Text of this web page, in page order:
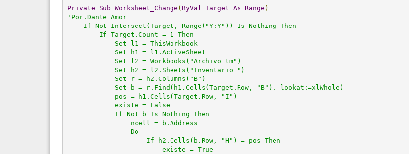
Private Sub Worksheet_Change ( ByVal Target As Range )
'Por.Dante Amor
If Not Intersect(Target, Range("Y:Y")) Is Nothing Then
If Target.Count = 1 Then
Set l1 = ThisWorkbook
Set h1 = l1.ActiveSheet
Set l2 = Workbooks("Archivo tm")
Set h2 = l2.Sheets("Inventario ")
Set r = h2.Columns("B")
Set b = r.Find(h1.Cells(Target.Row, "B"), lookat:=xlWhole)
pos = h1.Cells(Target.Row, "I")
existe = False
If Not b Is Nothing Then
ncell = b.Address
Do
If h2.Cells(b.Row, "H") = pos Then
existe = True